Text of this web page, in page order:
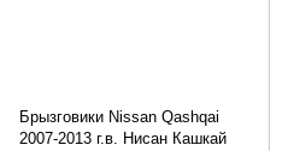
Брызговики Nissan Qashqai
2007-2013 г.в. Нисан Кашкай